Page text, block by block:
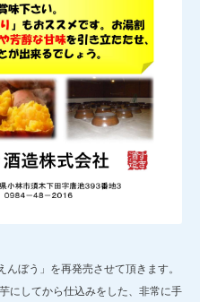
ぼう」を再発売させて頂きます。
にしてから仕込みをした、非常に手